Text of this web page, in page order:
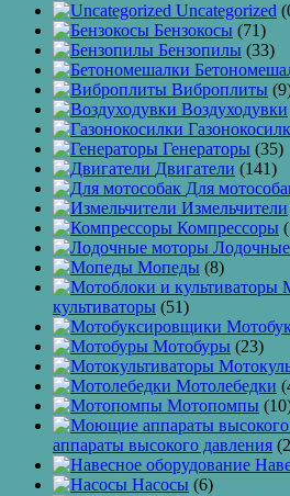
Uncategorized
Бензокосы (71)
Бензопилы (33)
Виброплиты
Воздуходувки
Генераторы (35)
Двигатели (141)
Для
Измельчители
Компрессоры
Мопеды (8)
культиваторы (51)
Мотобуры (23)
Мотолебедки
Мотопомпы
аппараты высокого давления
Насосы (6)